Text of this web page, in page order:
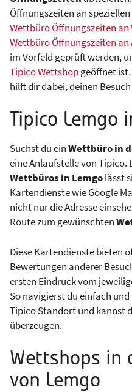
Öffnungszeiten an
Wettbüro Öffnungszeiten an
Wettbüro Öffnungszeiten an
im Vorfeld geprüft werden,
Tipico Wettshopgeöffnet
hilft dir dabei, deinen
Tipico Lemgo
Suchst du einWettbüro in
eine Anlaufstelle von Tipico.
Wettbüros in Lemgolässt
Kartendienste wie Google
nicht nur die Adresse
Route zum gewünschten
Diese Kartendienste bieten
Bewertungen anderer
ersten Eindruck vom
So navigierst du einfach
Tipico Standort und kannst
überzeugen.
Wettshops in
von Lemgo